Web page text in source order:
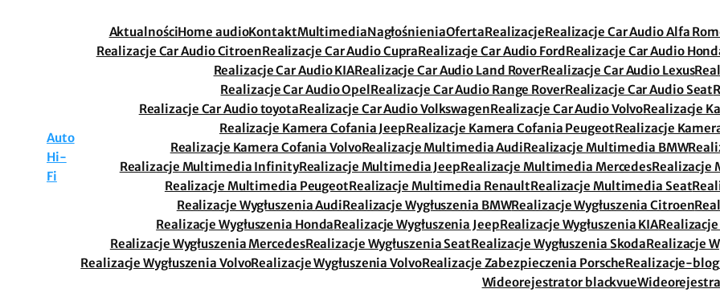
Auto
Hi-
Fi
AktualnościHome audioKontaktMultimediaNagłośnieniaOfertaRealizacjeRealizacje Car Audio Alfa
Realizacje Car Audio CitroenRealizacje Car Audio CupraRealizacje Car Audio FordRealizacje Car Audio
Realizacje Car Audio KIARealizacje Car Audio Land RoverRealizacje Car Audio Lexus
Realizacje Car Audio OpelRealizacje Car Audio Range RoverRealizacje Car Audio Seat
Realizacje Car Audio toyotaRealizacje Car Audio VolkswagenRealizacje Car Audio VolvoRealizacje
Realizacje Kamera Cofania JeepRealizacje Kamera Cofania PeugeotRealizacje
Realizacje Kamera Cofania VolvoRealizacje Multimedia AudiRealizacje Multimedia BMW
Realizacje Multimedia InfinityRealizacje Multimedia JeepRealizacje Multimedia MercedesRealizacje
Realizacje Multimedia PeugeotRealizacje Multimedia RenaultRealizacje Multimedia Seat
Realizacje Wygłuszenia AudiRealizacje Wygłuszenia BMWRealizacje Wygłuszenia Citroen
Realizacje Wygłuszenia HondaRealizacje Wygłuszenia JeepRealizacje Wygłuszenia KIARealizacje
Realizacje Wygłuszenia MercedesRealizacje Wygłuszenia SeatRealizacje Wygłuszenia SkodaRealizacje
Realizacje Wygłuszenia VolvoRealizacje Wygłuszenia VolvoRealizacje Zabezpieczenia PorscheRealizacje-blog
Wideorejestrator blackvue